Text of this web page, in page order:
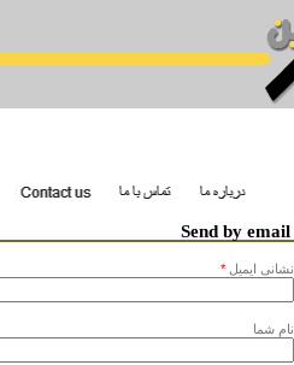
Send by email
نشانى ايميل *
نام شما